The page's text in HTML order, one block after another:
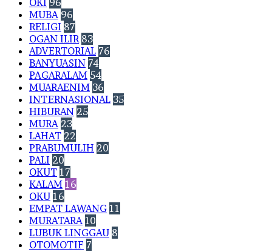
OKI 96
MUBA 96
RELIGI 87
OGAN ILIR 83
ADVERTORIAL 76
BANYUASIN 74
PAGARALAM 54
MUARAENIM 36
INTERNASIONAL 35
HIBURAN 25
MURA 23
LAHAT 22
PRABUMULIH 20
PALI 20
OKUT 17
KALAM 16
OKU 16
EMPAT LAWANG 11
MURATARA 10
LUBUK LINGGAU 8
OTOMOTIF 7